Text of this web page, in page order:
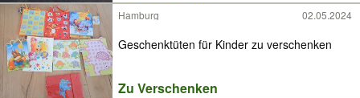
Hamburg 02.05.2024
Geschenktüten für Kinder zu verschenken
Zu Verschenken